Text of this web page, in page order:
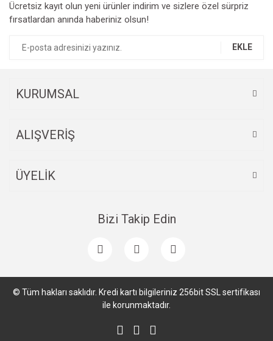
Ürün resmi kalitesiz, bozuk veya görüntülenemiyor.
Ürün açıklamasında eksik bilgiler bulunuyor.
Ücretsiz kayıt olun yeni ürünler indirim ve sizlere özel sürpriz
fırsatlardan anında haberiniz olsun!
EKLE
KURUMSAL
ALIŞVERİŞ
ÜYELİK
Bizi Takip Edin
© Tüm hakları saklıdır. Kredi kartı bilgileriniz 256bit SSL sertifikası
ile korunmaktadır.